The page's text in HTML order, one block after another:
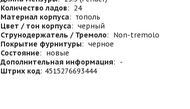
Количество ладов:
24
Материал корпуса: тополь
Цвет / тон корпуса: черный
Струнодержатель / Тремоло:
Non-tremolo
Покрытие фурнитуры: черное
Состояние:
новые
Дополнительная информация:
-
Штрих код: 4515276693444